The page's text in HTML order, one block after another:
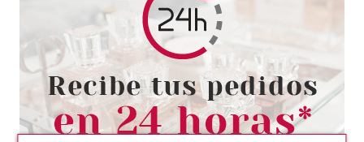
ESSENCE
ESSENCE UÑAS POSTIZAS
NAILS IN STYLE 07
INTERGALACTIC QUEEN
Pvr 3.79€
desde